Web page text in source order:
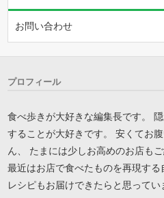
お問い合わせ
プロフィール
食べ歩きが大好きな編集長です。
することが大好きです。 安くてお
ん、 たまには少しお高めのお店も
最近はお店で食べたものを再現す
レシピもお届けできたらと思って